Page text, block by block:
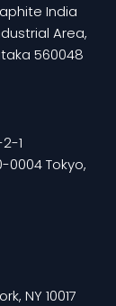
India
Area,
560048
1
0004 Tokyo,
NY 10017